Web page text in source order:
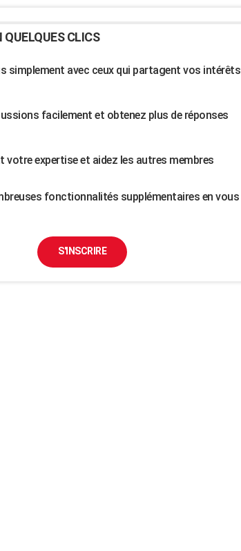
QUELQUES CLICS
simplement avec ceux qui partagent vos intérêts
facilement et obtenez plus de réponses
votre expertise et aidez les autres membres
fonctionnalités supplémentaires en vous
S'INSCRIRE